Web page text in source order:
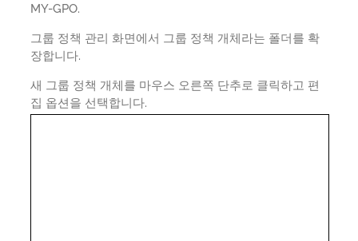
MY-GPO.
그룹 정책 관리 화면에서 그룹 정책 개체라는 폴더를 확
장합니다.
새 그룹 정책 개체를 마우스 오른쪽 단추로 클릭하고 편
집 옵션을 선택합니다.